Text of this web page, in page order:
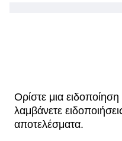
Ορίστε μια
λαμβάνετε
αποτελέσματα.